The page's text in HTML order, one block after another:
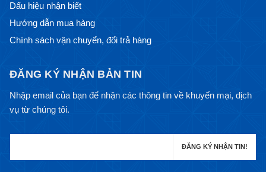
Dấu hiệu nhận biết
Hướng dẫn mua hàng
Chính sách vận chuyển, đổi trả hàng
ĐĂNG KÝ NHẬN BẢN TIN
Nhập email của bạn để nhận các thông tin về khuyến mại, dịch
vụ từ chúng tôi.